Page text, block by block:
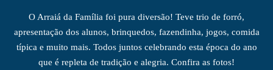
O Arraiá da Família foi pura diversão! Teve trio de forró,
apresentação dos alunos, brinquedos, fazendinha, jogos, comida
típica e muito mais. Todos juntos celebrando esta época do ano
que é repleta de tradição e alegria. Confira as fotos!